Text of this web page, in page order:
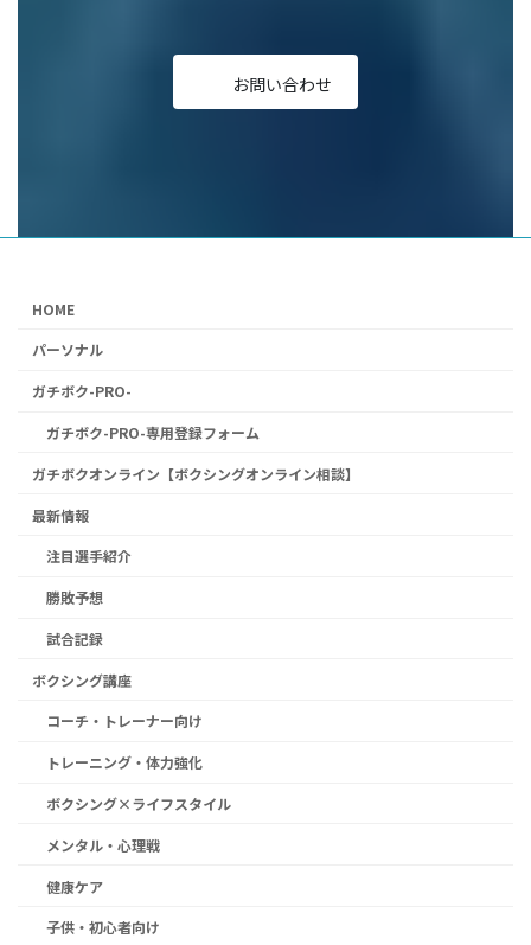
お問い合わせ
HOME
パーソナル
ガチボク-PRO-
ガチボク-PRO-専用登録フォーム
ガチボクオンライン【ボクシングオンライン相談】
最新情報
注目選手紹介
勝敗予想
試合記録
ボクシング講座
コーチ・トレーナー向け
トレーニング・体力強化
ボクシング×ライフスタイル
メンタル・心理戦
健康ケア
子供・初心者向け